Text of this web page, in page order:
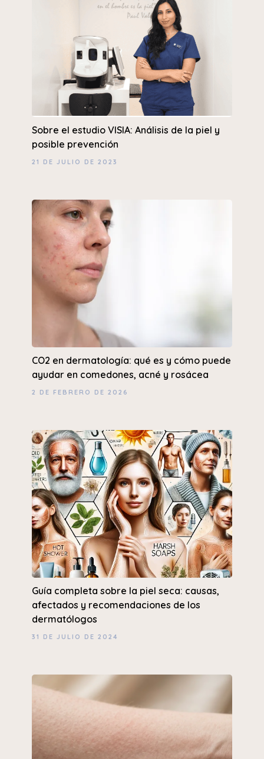
Sobre el estudio VISIA: Análisis de la piel y
posible prevención
21 DE JULIO DE 2023
CO2 en dermatología: qué es y cómo puede
ayudar en comedones, acné y rosácea
2 DE FEBRERO DE 2026
Guía completa sobre la piel seca: causas,
afectados y recomendaciones de los
dermatólogos
31 DE JULIO DE 2024